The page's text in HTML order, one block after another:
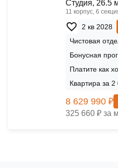
Cтудия, 26.5
11 корпус, 6
2 кв 2028
Чистовая
Бонусная
Платите как
Квартира за
8 629 990 ₽
325 660 ₽ за